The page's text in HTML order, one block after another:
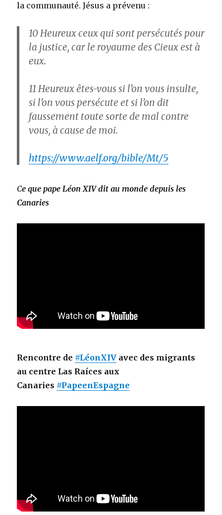
la communauté. Jésus a prévenu :
10Heureux ceux qui sont persécutés pour
la justice, car le royaume des Cieux est à
eux.
11 Heureux êtes-vous si l’on vous insulte,
si l’on vous persécute et si l’on dit
faussement toute sorte de mal contre
vous, à cause de moi.
https://www.aelf.org/bible/Mt/5
Ce que pape Léon XIV dit au monde depuis les
Canaries
Rencontre de #LéonXIV avec des migrants
au centre Las Raíces aux
Canaries #PapeenEspagne